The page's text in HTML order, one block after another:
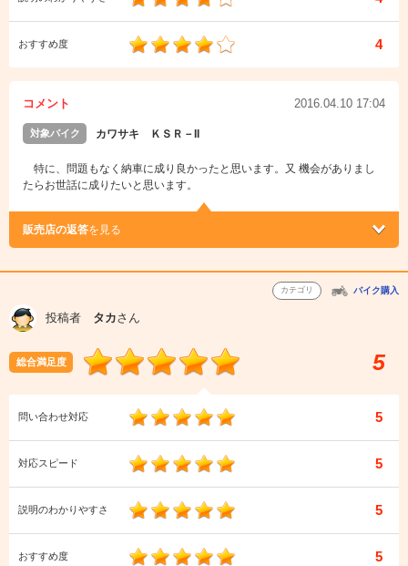
おすすめ度 4
コメント 2016.04.10 17:04
対象バイク カワサキ ＫＳＲ－II
特に、問題もなく納車に成り良かったと思います。又 機会がありまし
たらお世話に成りたいと思います。
販売店の返答を見る
カテゴリ バイク購入
投稿者 タカさん
総合満足度 5
問い合わせ対応 5
対応スピード 5
説明のわかりやすさ 5
おすすめ度 5